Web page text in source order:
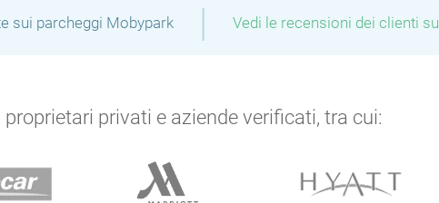
sui parcheggi Mobypark | Vedi le recensioni dei clienti su
privati e aziende verificati, tra cui: